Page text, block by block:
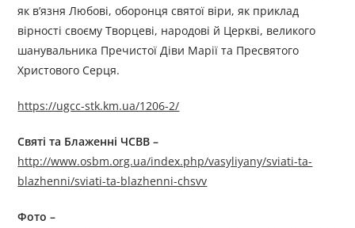
як в’язня Любові, оборонця святої віри, як приклад
вірності своєму Творцеві, народові й Церкві, великого
шанувальника Пречистої Діви Марії та Пресвятого
Христового Серця.
https://ugcc-stk.km.ua/1206-2/
Святі та Блаженні ЧСВВ –
http://www.osbm.org.ua/index.php/vasyliyany/sviati-ta-
blazhenni/sviati-ta-blazhenni-chsvv
Фото –